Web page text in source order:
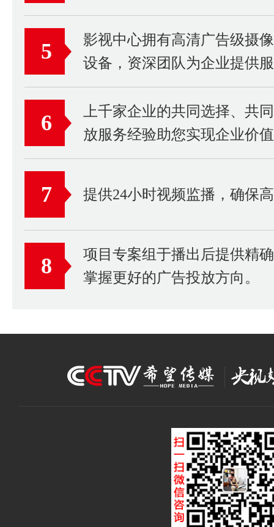
5
影视中心拥有高清广告级摄
设备，资深团队为企业提供
6
上千家企业的共同选择、共
放服务经验助您实现企业价
7 提供24小时视频监播，确保
8
项目专案组于播出后提供精
掌握更好的广告投放方向。